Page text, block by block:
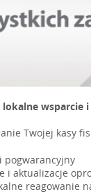
wsparcie
Twojej kasy
pogwarancyjny
i aktualizacje
reagowanie